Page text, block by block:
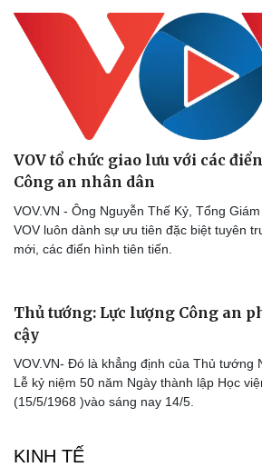
VOV tổ chức giao lưu với các
Công an nhân dân
VOV.VN - Ông Nguyễn Thế Kỷ, Tổng
VOV luôn dành sự ưu tiên đặc biệt tuyên
mới, các điển hình tiên tiến.